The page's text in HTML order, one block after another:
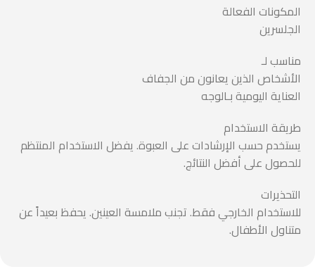
المكونات الفعالة
الجلسرين
مناسب لـ
الأشخاص الذين يعانون من الجفاف
العناية اليومية بـالوجه
طريقة الاستخدام
يستخدم حسب الإرشادات على العبوة. يفضل الاستخدام المنتظم
للحصول على أفضل النتائج.
التحذيرات
للاستخدام الخارجي فقط. تجنب ملامسة العينين. يحفظ بعيداً عن
متناول الأطفال.